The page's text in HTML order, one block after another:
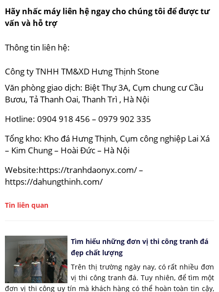
Hãy nhấc máy liên hệ ngay cho chúng tôi để được tư
vấn và hỗ trợ
Thông tin liên hệ:
Công ty TNHH TM&XD Hưng Thịnh Stone
Văn phòng giao dịch: Biệt Thự 3A, Cụm chung cư Cầu
Bươu, Tả Thanh Oai, Thanh Trì , Hà Nội
Hotline: 0904 918 456 – 0979 902 335
Tổng kho: Kho đá Hưng Thịnh, Cụm công nghiệp Lai Xá
– Kim Chung – Hoài Đức – Hà Nội
Website:https://tranhdaonyx.com/ –
https://dahungthinh.com/
Tin liên quan
Tìm hiểu những đơn vị thi công tranh đá
đẹp chất lượng
Trên thị trường ngày nay, có rất nhiều đơn
vị thi công tranh đá. Tuy nhiên, để tìm một
đơn vị thi công uy tín mà khách hàng có thể hoàn toàn tin cậy,